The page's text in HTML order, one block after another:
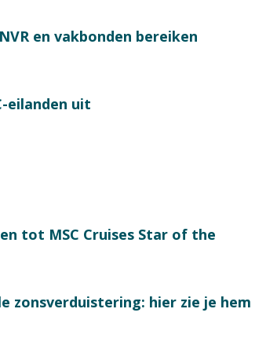
en vakbonden bereiken
eilanden uit
tot MSC Cruises Star of the
zonsverduistering: hier zie je hem